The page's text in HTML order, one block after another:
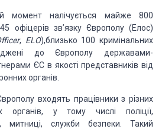
момент налічується майже 800
офіцерів зв’язку Європолу (Елос)
, ELO),близько 100 кримінальних
до Європолу державами-
ЄС в якості представників від
органів.
входять працівники з різних
органів, у тому числі поліції,
митниці, служби безпеки. Такий